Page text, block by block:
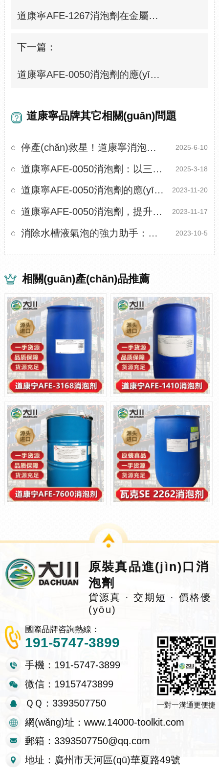
道康寧AFE-1267消泡劑在金屬清洗中的優(yōu)勢
下一篇：
道康寧AFE-0050消泡劑的應(yīng)用與效果
道康寧品牌其它相關(guān)問題
停產(chǎn)救星！道康寧消泡劑讓產(chǎn)線0泡暴走 2025-6-10
道康寧AFE-0050消泡劑：以三大核心性能化解紡織泡沫危機 2025-3-18
道康寧AFE-0050消泡劑的應(yīng)用與效果 2023-11-20
道康寧AFE-0050消泡劑，提升印花制漿的關(guān)鍵 2023-11-17
消除水槽液氣泡的強力助手：道康寧消泡劑1410大揭秘 2023-10-5
相關(guān)產(chǎn)品推薦
原裝真品進(jìn)口消
泡劑
貨源真 · 交期短 · 價格優
(yōu)
國際品牌咨詢熱線：
191-5747-3899
手機：191-5747-3899
微信：19157473899
ＱＱ：3393507750
網(wǎng)址：www.14000-toolkit.com
郵箱：3393507750@qq.com
地址：廣州市天河區(qū)華夏路49號
一對一溝通更便捷